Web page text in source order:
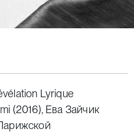
Lyrique
(2016), Ева Зайчик